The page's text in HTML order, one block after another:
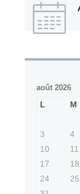
août 2026
L M
3
4
10
11
17
18
24
25